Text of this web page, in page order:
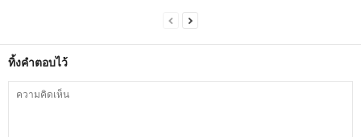
ทิ้งคำตอบไว้